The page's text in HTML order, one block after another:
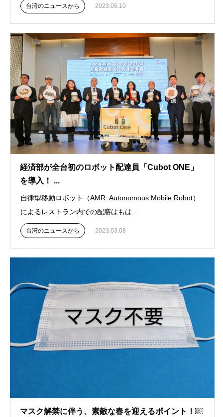
台湾のニュースから 2023.05.10
経済部が全台初のロボット配達員「Cubot ONE」
を導入！ ...
自律型移動ロボット（AMR: Autonomous Mobile Robot）
によるレストラン内での配膳はもは...
台湾のニュースから 2023.03.08
マスク解禁に伴う、素敵な春を迎えるポイント！￼